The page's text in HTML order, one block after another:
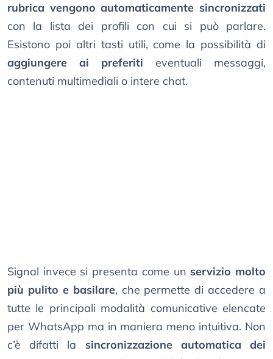
rubrica vengono automaticamente sincronizzati
con la lista dei profili con cui si può parlare.
Esistono poi altri tasti utili, come la possibilità di
aggiungere ai preferiti eventuali messaggi,
contenuti multimediali o intere chat.
Signal invece si presenta come un servizio molto
più pulito e basilare, che permette di accedere a
tutte le principali modalità comunicative elencate
per WhatsApp ma in maniera meno intuitiva. Non
c’è difatti la sincronizzazione automatica dei